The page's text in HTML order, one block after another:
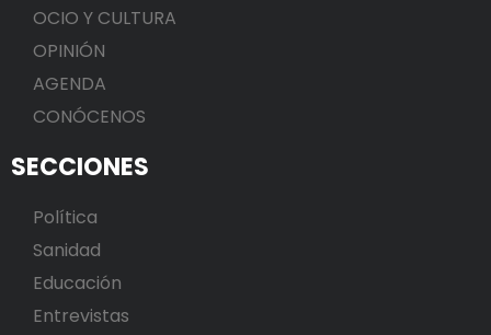
OCIO Y CULTURA
OPINIÓN
AGENDA
CONÓCENOS
SECCIONES
Política
Sanidad
Educación
Entrevistas